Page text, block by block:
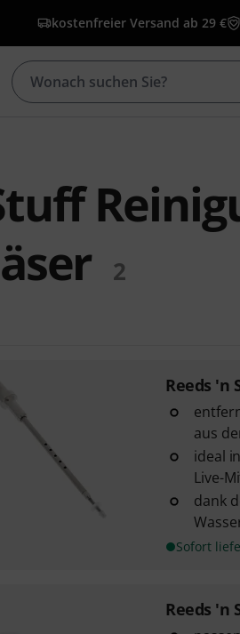
kostenfreier Versand ab 29 €
2
Reeds 'n
aus
ideal
Live-
dank
Sofort
Reeds 'n